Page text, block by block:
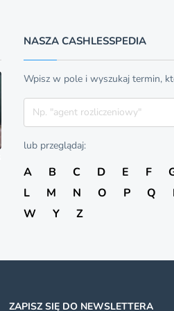
NASZA CASHLESSPEDIA
Wpisz w pole i wyszukaj termin,
Szukaj
lub przeglądaj:
A B C D E F
L
M N O P Q
W
Y Z
ZAPISZ SIĘ DO NEWSLETTERA